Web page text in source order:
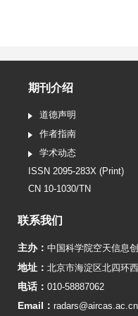
期刊介绍
道德声明
作者指南
学术动态
ISSN 2095-283X (Print)
CN 10-1030/TN
联系我们
主办： 中国科学院空天信息
地址： 北京市海淀区北四环
电话： 010-58887062
Email： radars@aircas.ac.cn